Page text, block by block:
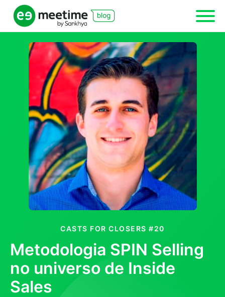
CASTS FOR CLOSERS#20
Metodologia SPIN Selling
no universo de Inside
Sales